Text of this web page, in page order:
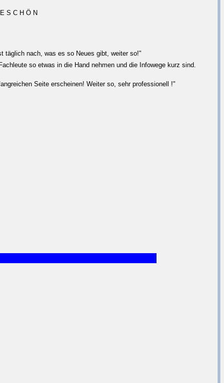
S C H Ö N
täglich nach, was es so Neues gibt, weiter so!"
so etwas in die Hand nehmen und die Infowege kurz sind.
Seite erscheinen! Weiter so, sehr professionell !"